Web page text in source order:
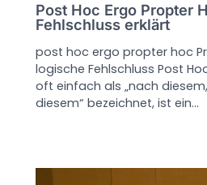
Post Hoc Ergo Propter
Fehlschluss erklärt
post hoc ergo propter hoc
logische Fehlschluss Post
oft einfach als „nach
diesem“ bezeichnet, ist ein…